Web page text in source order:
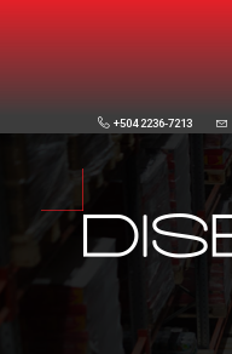
+504 2236-7213